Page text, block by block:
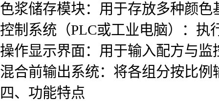
色浆储存模块：用于存放多种颜色
控制系统（PLC或工业电脑）：执
操作显示界面：用于输入配方与监
混合前输出系统：将各组分按比例
四、功能特点